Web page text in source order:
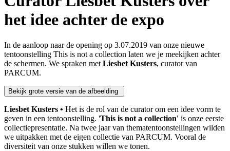
het idee achter de expo
In de aanloop naar de opening op 3.07.2019 van onze nieuwe
tentoonstelling This is not a collection laten we je meekijken achter
de schermen. We spraken met Liesbet Kusters, curator van
PARCUM.
Bekijk grote versie van de afbeelding
Liesbet Kusters • Het is de rol van de curator om een idee vorm te
geven in een tentoonstelling. 'This is not a collection' is onze eerste
collectiepresentatie. Na twee jaar van thematentoonstellingen wilden
we uitpakken met de eigen collectie van PARCUM. Vooral de
diversiteit van onze stukken willen we tonen.